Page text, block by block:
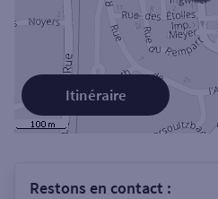
Itinéraire
Restons en contact :